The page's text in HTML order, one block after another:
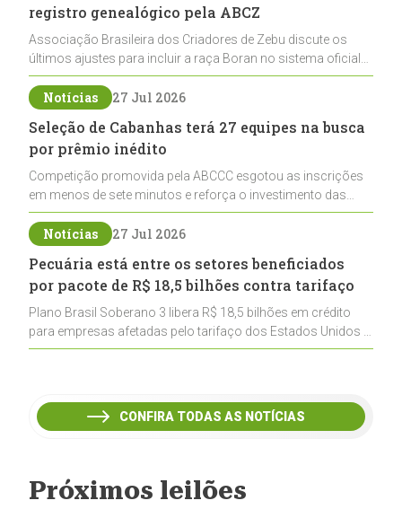
registro genealógico pela ABCZ
Associação Brasileira dos Criadores de Zebu discute os
últimos ajustes para incluir a raça Boran no sistema oficial
de registros, abrindo caminho para sua expansão na
pecuária nacional
Notícias 27 Jul 2026
Seleção de Cabanhas terá 27 equipes na busca
por prêmio inédito
Competição promovida pela ABCCC esgotou as inscrições
em menos de sete minutos e reforça o investimento das
cabanhas na seleção genética de Cavalos Crioulos voltados
ao laço
Notícias 27 Jul 2026
Pecuária está entre os setores beneficiados
por pacote de R$ 18,5 bilhões contra tarifaço
Plano Brasil Soberano 3 libera R$ 18,5 bilhões em crédito
para empresas afetadas pelo tarifaço dos Estados Unidos e
inclui a pecuária entre os setores estratégicos
CONFIRA TODAS AS NOTÍCIAS
Próximos leilões